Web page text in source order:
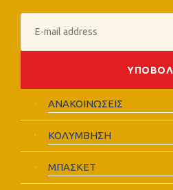
ΑΝΑΚΟΙΝΩΣΕΙΣ
ΚΟΛΥΜΒΗΣΗ
ΜΠΑΣΚΕΤ